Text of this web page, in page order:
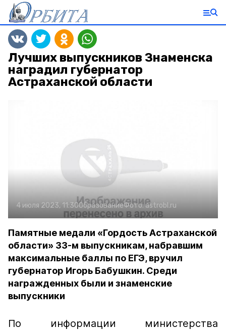
Лучших выпускников Знаменска
наградил губернатор
Астраханской области
4 июля 2023, 11:30ОбразованиеФото:astrobl.ru
Памятные медали «Гордость Астраханской
области» 33-м выпускникам, набравшим
максимальные баллы по ЕГЭ, вручил
губернатор Игорь Бабушкин. Среди
награжденных были и знаменские
выпускники
По информации министерства